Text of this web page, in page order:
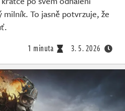
To jasně potvrzuje, že
1 minuta 3. 5. 2026